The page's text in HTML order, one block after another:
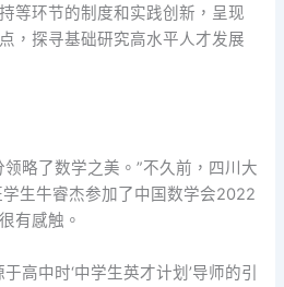
等环节的制度和实践创新，呈现
，探寻基础研究高水平人才发展
略了数学之美。”不久前，四川大
生牛睿杰参加了中国数学会2022
很有感触。
高中时‘中学生英才计划’导师的引